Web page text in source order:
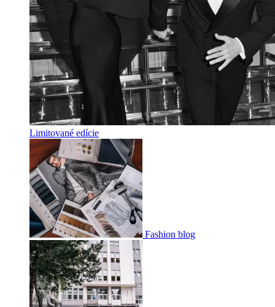
Limitované edície
Fashion blog